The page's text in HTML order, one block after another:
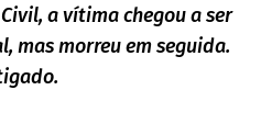
a vítima chegou a ser
mas morreu em seguida.